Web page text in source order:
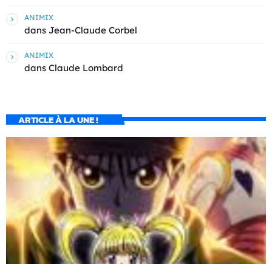
ANIMIX
dans Jean-Claude Corbel
ANIMIX
dans Claude Lombard
ARTICLE À LA UNE !